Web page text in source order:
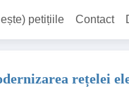
petițiile Contact
rețelei